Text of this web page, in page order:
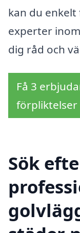
kan du
experter
dig råd och
Få 3
förpliktelser
Sök